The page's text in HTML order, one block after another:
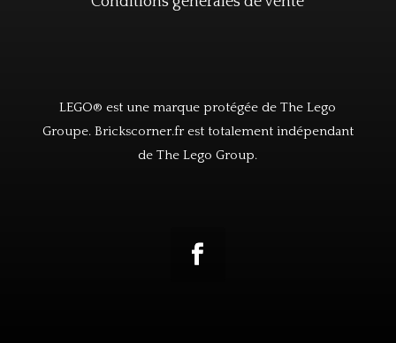
LEGO® est une marque protégée de The Lego
Groupe. Brickscorner.fr est totalement indépendant
de The Lego Group.